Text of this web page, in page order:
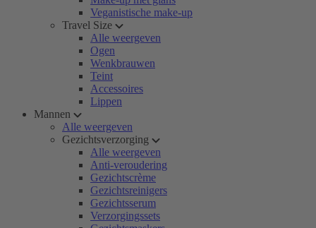
Veganistische make-up
Travel Size
Alle weergeven
Ogen
Wenkbrauwen
Teint
Accessoires
Lippen
Mannen
Alle weergeven
Gezichtsverzorging
Alle weergeven
Anti-veroudering
Gezichtscrème
Gezichtsreinigers
Gezichtsserum
Verzorgingssets